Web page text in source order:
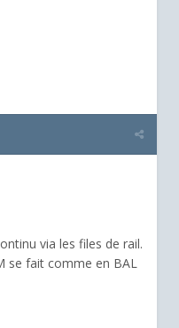
via les files de rail.
se fait comme en BAL